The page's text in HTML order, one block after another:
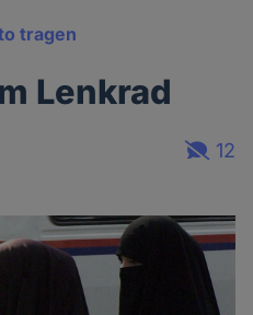
tragen
Lenkrad
12